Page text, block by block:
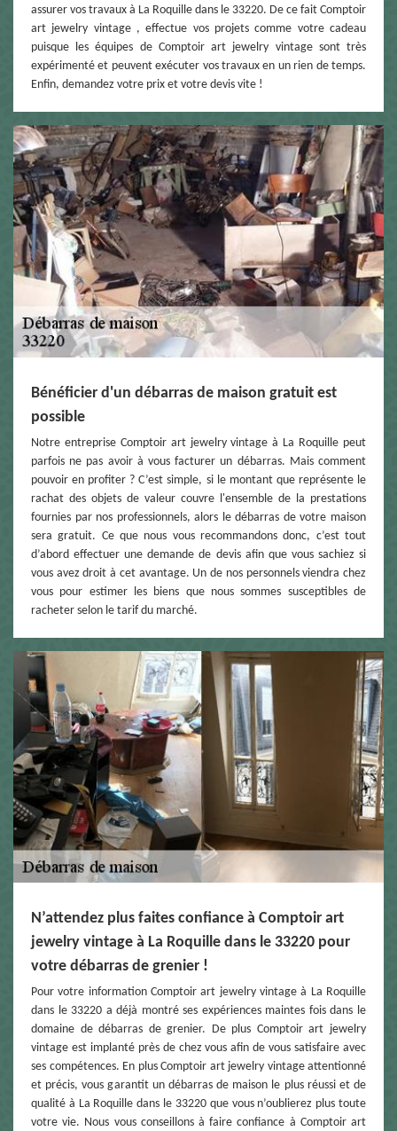
assurer vos travaux à La Roquille dans le 33220. De ce fait Comptoir
art jewelry vintage , effectue vos projets comme votre cadeau
puisque les équipes de Comptoir art jewelry vintage sont très
expérimenté et peuvent exécuter vos travaux en un rien de temps.
Enfin, demandez votre prix et votre devis vite !
Bénéficier d'un débarras de maison gratuit est
possible
Notre entreprise Comptoir art jewelry vintage à La Roquille peut
parfois ne pas avoir à vous facturer un débarras. Mais comment
pouvoir en profiter ? C’est simple, si le montant que représente le
rachat des objets de valeur couvre l'ensemble de la prestations
fournies par nos professionnels, alors le débarras de votre maison
sera gratuit. Ce que nous vous recommandons donc, c’est tout
d’abord effectuer une demande de devis afin que vous sachiez si
vous avez droit à cet avantage. Un de nos personnels viendra chez
vous pour estimer les biens que nous sommes susceptibles de
racheter selon le tarif du marché.
N’attendez plus faites confiance à Comptoir art
jewelry vintage à La Roquille dans le 33220 pour
votre débarras de grenier !
Pour votre information Comptoir art jewelry vintage à La Roquille
dans le 33220 a déjà montré ses expériences maintes fois dans le
domaine de débarras de grenier. De plus Comptoir art jewelry
vintage est implanté près de chez vous afin de vous satisfaire avec
ses compétences. En plus Comptoir art jewelry vintage attentionné
et précis, vous garantit un débarras de maison le plus réussi et de
qualité à La Roquille dans le 33220 que vous n’oublierez plus toute
votre vie. Nous vous conseillons à faire confiance à Comptoir art